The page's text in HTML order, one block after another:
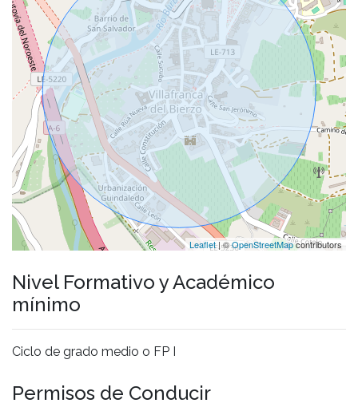
Leaflet| ©OpenStreetMapcontributors
Nivel Formativo y Académico
mínimo
Ciclo de grado medio o FP I
Permisos de Conducir